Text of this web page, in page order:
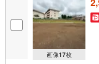
画像17枚